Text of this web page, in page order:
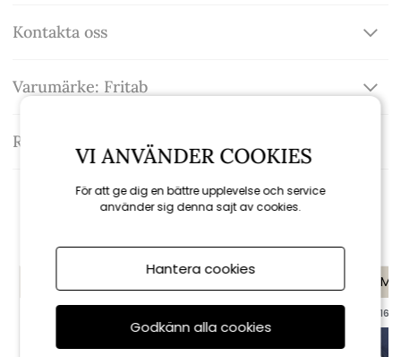
Kontakta oss
Varumärke: Fritab
Recensioner
Rekommenderade tillbehör
till 16/8
VI ANVÄNDER COOKIES
För att ge dig en bättre upplevelse och service
använder sig denna sajt av cookies.
Hantera cookies
Godkänn alla cookies